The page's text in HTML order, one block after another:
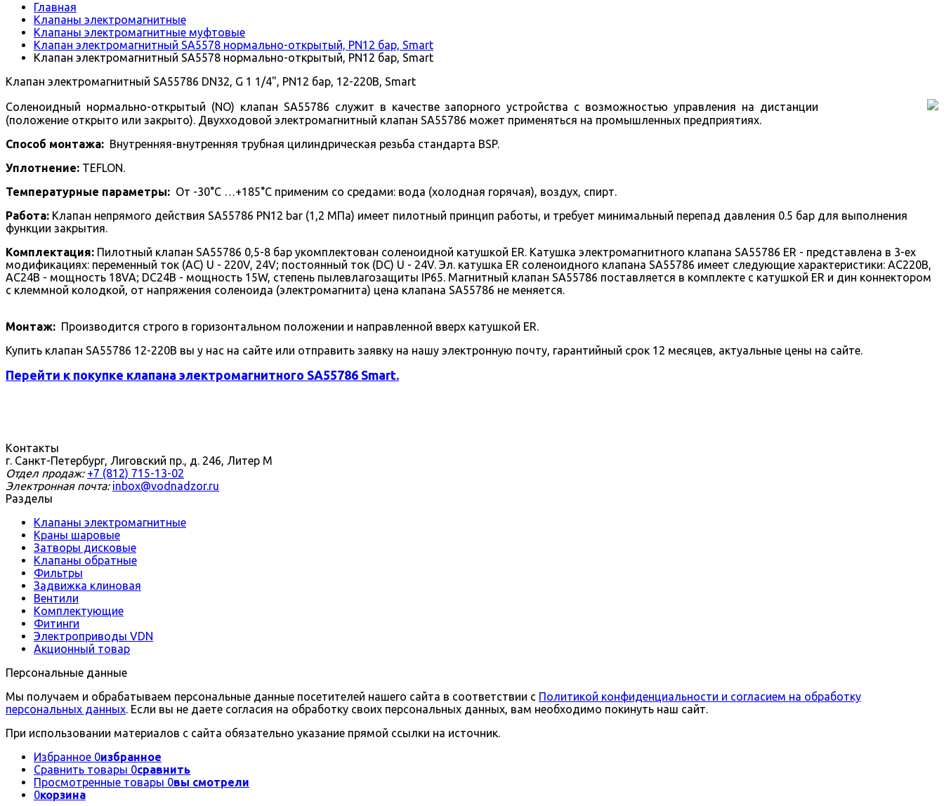
Главная
Клапаны электромагнитные
Клапаны электромагнитные муфтовые
Клапан электромагнитный SA5578 нормально-открытый, PN12 бар, Smart
Клапан электромагнитный SA5578 нормально-открытый, PN12 бар, Smart
Клапан электромагнитный SA55786 DN32, G 1 1/4", PN12 бар, 12-220В, Smart
Соленоидный нормально-открытый (NO) клапан SA55786 служит в качестве запорного устройства с возможностью управления на дистанции
(положение открыто или закрыто). Двухходовой электромагнитный клапан SA55786 может применяться на промышленных предприятиях.
Способ монтажа: Внутренняя-внутренняя трубная цилиндрическая резьба стандарта BSP.
Уплотнение: TEFLON.
Температурные параметры: От -30°С …+185°С применим со средами: вода (холодная горячая), воздух, спирт.
Работа: Клапан непрямого действия SA55786 PN12 bar (1,2 МПа) имеет пилотный принцип работы, и требует минимальный перепад давления 0.5 бар для выполнения
функции закрытия.
Комплектация: Пилотный клапан SA55786 0,5-8 бар укомплектован соленоидной катушкой ER. Катушка электромагнитного клапана SA55786 ER - представлена в 3-ех
модификациях: переменный ток (AC) U - 220V, 24V; постоянный ток (DC) U - 24V. Эл. катушка ER соленоидного клапана SA55786 имеет следующие характеристики: AC220В,
AC24В - мощность 18VA; DC24В - мощность 15W, степень пылевлагозащиты IP65. Магнитный клапан SA55786 поставляется в комплекте с катушкой ER и дин коннектором
с клеммной колодкой, от напряжения соленоида (электромагнита) цена клапана SA55786 не меняется.
Монтаж: Производится строго в горизонтальном положении и направленной вверх катушкой ER.
Купить клапан SA55786 12-220В вы у нас на сайте или отправить заявку на нашу электронную почту, гарантийный срок 12 месяцев, актуальные цены на сайте.
Перейти к покупке клапана электромагнитного SA55786 Smart.
Контакты
г. Санкт-Петербург, Лиговский пр., д. 246, Литер М
Отдел продаж: +7 (812) 715-13-02
Электронная почта: inbox@vodnadzor.ru
Разделы
Клапаны электромагнитные
Краны шаровые
Затворы дисковые
Клапаны обратные
Фильтры
Задвижка клиновая
Вентили
Комплектующие
Фитинги
Электроприводы VDN
Акционный товар
Персональные данные
Мы получаем и обрабатываем персональные данные посетителей нашего сайта в соответствии с Политикой конфиденциальности и согласием на обработку
персональных данных. Если вы не даете согласия на обработку своих персональных данных, вам необходимо покинуть наш сайт.
При использовании материалов с сайта обязательно указание прямой ссылки на источник.
Избранное 0избранное
Сравнить товары 0сравнить
Просмотренные товары 0вы смотрели
0корзина